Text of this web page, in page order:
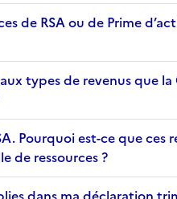
de RSA ou de Prime
types de revenus que la
Pourquoi est-ce que ces
de ressources ?